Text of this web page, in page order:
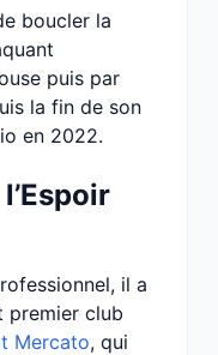
boucler la
puis par
la fin de son
en 2022.
il a
premier club
Mercato, qui